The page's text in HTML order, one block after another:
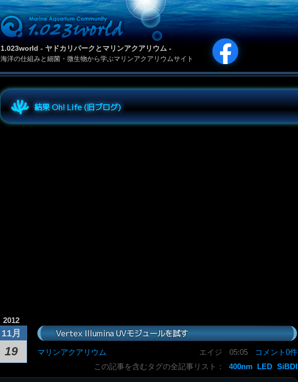
1.023world - ヤドカリパークとマリンアクアリウム -
海洋の仕組みと細菌・微生物から学ぶマリンアクアリウムサイト
結果 Oh! Life (旧ブログ)
2012
11月
19
Vertex Illumina UVモジュールを試す
マリンアクアリウム エイジ 05:05
コメント0件
この記事を含むタグの全記事リスト：
400nm LED SiBDI